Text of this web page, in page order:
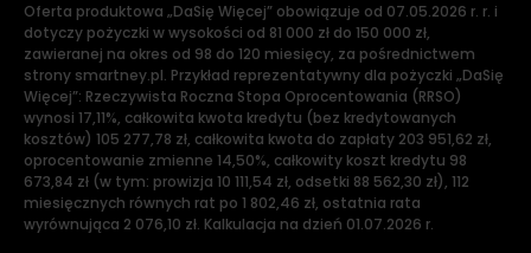
Oferta produktowa „DaSię Więcej” obowiązuje od 07.05.2026 r. r. i
dotyczy pożyczki w wysokości od 81 000 zł do 150 000 zł,
zawieranej na okres od 98 do 120 miesięcy, za pośrednictwem
strony smartney.pl. Przykład reprezentatywny dla pożyczki „DaSię
Więcej”: Rzeczywista Roczna Stopa Oprocentowania (RRSO)
wynosi 17,11%, całkowita kwota kredytu (bez kredytowanych
kosztów) 105 277,78 zł, całkowita kwota do zapłaty 203 951,62 zł,
oprocentowanie zmienne 14,50%, całkowity koszt kredytu 98
673,84 zł (w tym: prowizja 10 111,54 zł, odsetki 88 562,30 zł), 112
miesięcznych równych rat po 1 802,46 zł, ostatnia rata
wyrównująca 2 076,10 zł. Kalkulacja na dzień 01.07.2026 r.